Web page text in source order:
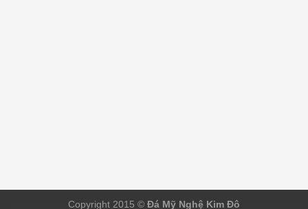
Copyright 2015 © Đá Mỹ Nghệ Kim Đô